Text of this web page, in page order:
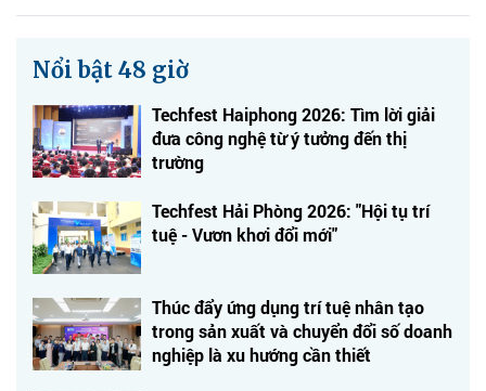
Nổi bật 48 giờ
Techfest Haiphong 2026: Tìm lời giải
đưa công nghệ từ ý tưởng đến thị
trường
Techfest Hải Phòng 2026: "Hội tụ trí
tuệ - Vươn khơi đổi mới"
Thúc đẩy ứng dụng trí tuệ nhân tạo
trong sản xuất và chuyển đổi số doanh
nghiệp là xu hướng cần thiết